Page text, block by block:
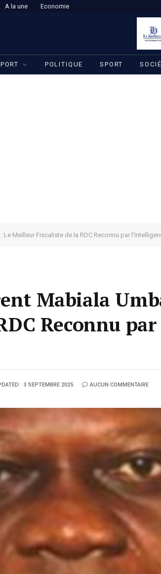
A la une Economie
POLITIQUE SPORT
Le Meilleur Fiscaliste de la RDC Reconnu par
Mabiala
Reconnu
3 SEPTEMBRE 2025 AUCUN COMMENTAIRE